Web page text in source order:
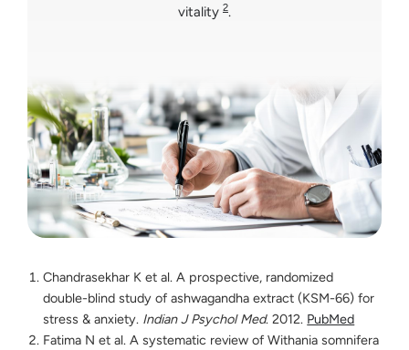
vitality 2.
Chandrasekhar K et al. A prospective, randomized
double-blind study of ashwagandha extract (KSM-66) for
stress & anxiety. Indian J Psychol Med. 2012. PubMed
Fatima N et al. A systematic review of Withania somnifera